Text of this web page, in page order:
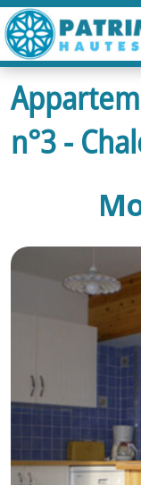
ACCUEIL
CARTE
RANDONNÉES
ORGANISER SON
RECHERCHER
FR
IT
n°3 -